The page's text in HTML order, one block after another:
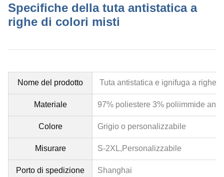
Specifiche della tuta antistatica a
righe di colori misti
Nome del prodotto Tuta antistatica e ignifuga a righe
Materiale 97% poliestere 3% poliimmide
Colore Grigio o personalizzabile
Misurare S-2XL, Personalizzabile
Porto di spedizione Shanghai